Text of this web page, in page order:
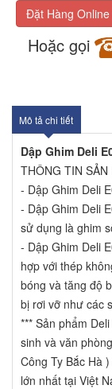
Đặt Hàng Online
Hoặc gọi
Mô tả chi tiết
Dập Ghim Deli
THÔNG TIN SẢN
- Dập Ghim Deli
- Dập Ghim Deli
sử dụng là ghim
- Dập Ghim Deli
hợp với thép
bóng và tăng độ
bị rơi vỡ như các
*** Sản phẩm
sinh và văn
Công Ty Bắc Hà
lớn nhất tại Việt